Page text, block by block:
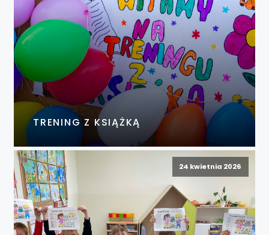
TRENING Z KSIĄŻKĄ
24 kwietnia 2026